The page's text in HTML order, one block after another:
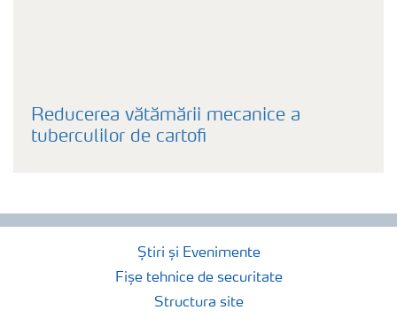
Reducerea vătămării mecanice a
tuberculilor de cartofi
Știri și Evenimente
Fișe tehnice de securitate
Structura site